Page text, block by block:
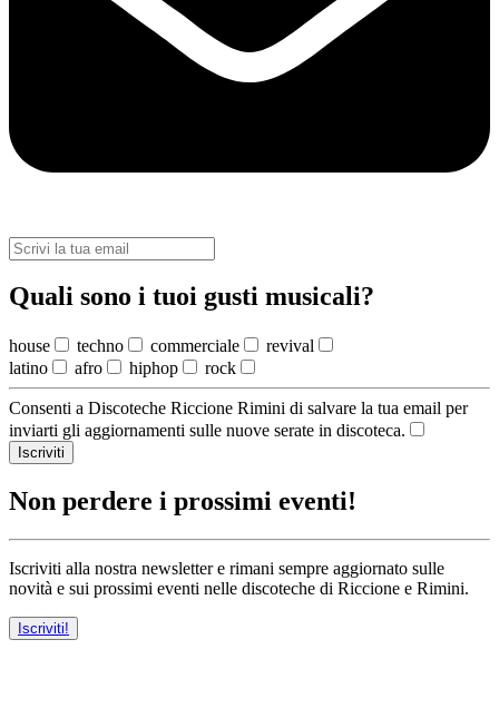
Quali sono i tuoi gusti musicali?
house techno commerciale
revival
latino
afro hiphop rock
Consenti a Discoteche Riccione Rimini di salvare la tua email per
inviarti gli aggiornamenti sulle nuove serate in discoteca.
Iscriviti
Non perdere i prossimi eventi!
Iscriviti alla nostra newsletter e rimani sempre aggiornato sulle
novità e sui prossimi eventi nelle discoteche di Riccione e Rimini.
Iscriviti!